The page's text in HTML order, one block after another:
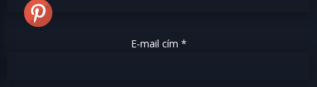
E-mail cím *